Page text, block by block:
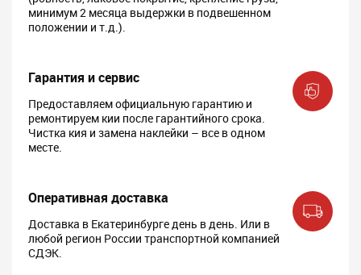
минимум 2 месяца выдержки в подвешенном
положении и т.д.).
Гарантия и сервис
Предоставляем официальную гарантию и
ремонтируем кии после гарантийного срока.
Чистка кия и замена наклейки – все в одном
месте.
Оперативная доставка
Доставка в Екатеринбурге день в день. Или в
любой регион России транспортной компанией
СДЭК.